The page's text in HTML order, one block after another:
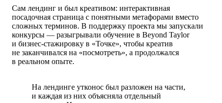
Сам лендинг и был креативом: интерактивная
посадочная страница с понятными метафорами вместо
сложных терминов. В поддержку проекта мы запускали
конкурсы — разыгрывали обучение в Beyond Taylor
и бизнес-стажировку в «Точке», чтобы креатив
не заканчивался на «посмотреть», а продолжался
в реальном опыте.
На лендинге утконос был разложен на части,
и каждая из них объясняла отдельный